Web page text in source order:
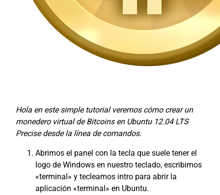
Hola en este simple tutorial veremos cómo crear un
monedero virtual de Bitcoins en Ubuntu 12.04 LTS
Precise desde la línea de comandos.
Abrimos el panel con la tecla que suele tener el
logo de Windows en nuestro teclado, escribimos
«terminal» y tecleamos intro para abrir la
aplicación «terminal» en Ubuntu.